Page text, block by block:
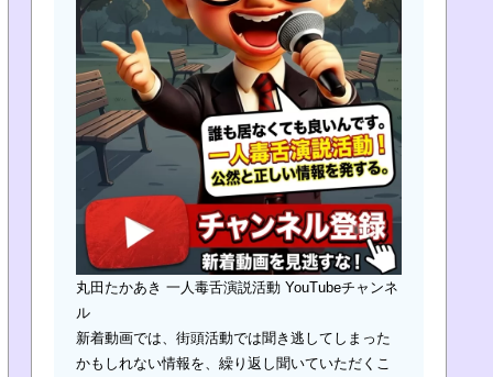
丸田たかあき 一人毒舌演説活動 YouTubeチャンネ
ル
新着動画では、街頭活動では聞き逃してしまった
かもしれない情報を、繰り返し聞いていただくこ